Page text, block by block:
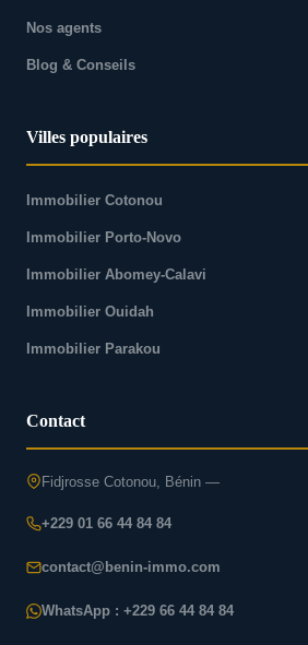
Nos agents
Blog & Conseils
Villes populaires
Immobilier Cotonou
Immobilier Porto-Novo
Immobilier Abomey-Calavi
Immobilier Ouidah
Immobilier Parakou
Contact
Fidjrosse Cotonou, Bénin —
+229 01 66 44 84 84
contact@benin-immo.com
WhatsApp : +229 66 44 84 84